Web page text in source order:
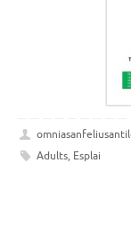
Adults, Esplai